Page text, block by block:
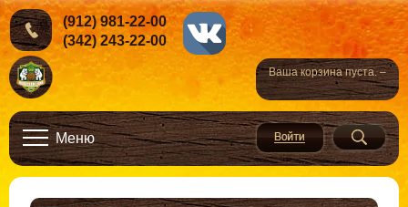
Ваша корзина пуста. –
(912) 981-22-00
(342) 243-22-00
Меню